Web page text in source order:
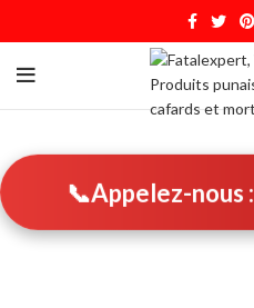
📞Appelez-nous :